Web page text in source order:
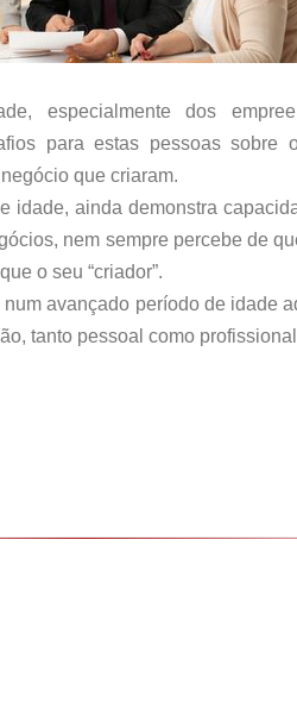
especialmente dos
para estas pessoas sobre
que criaram.
idade, ainda demonstra
nem sempre percebe de
o seu “criador”.
avançado período de idade
tanto pessoal como